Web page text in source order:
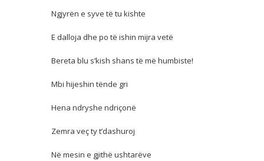
Ngjyrën e syve të tu kishte
E dalloja dhe po të ishin mijra vetë
Bereta blu s’kish shans të më humbiste!
Mbi hijeshin tënde gri
Hena ndryshe ndriçonë
Zemra veç ty t’dashuroj
Në mesin e gjithë ushtarëve